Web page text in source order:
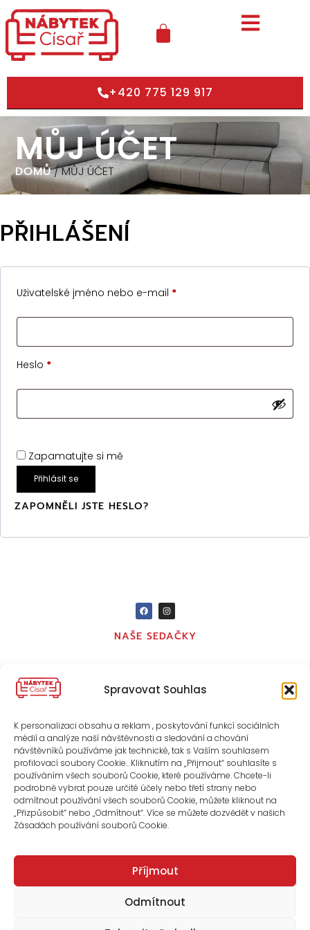
Spravovat Souhlas
K personalizaci obsahu a reklam , poskytování funkcí sociálních
médií a analýze naší návštěvnosti a sledování a chování
návštěvníků používáme jak technické, tak s Vaším souhlasem
profilovací soubory Cookie.. Kliknutím na „Přijmout“ souhlasíte s
používáním všech souborů Cookie, které používáme. Chcete-li
podrobně vybrat pouze určité účely nebo třetí strany nebo
odmítnout používání všech souborů Cookie, můžete kliknout na
„Přizpůsobit“ nebo „Odmítnout“. Více se můžete dozvědět v našich
Zásadách používání souborů Cookie.
Příjmout
Odmítnout
+420 775 129 917
MŮJ ÚČET
DOMŮ/ MŮJ ÚČET
PŘIHLÁŠENÍ
Uživatelské jméno nebo e-mail *
Heslo *
Zapamatujte si mě
Přihlásit se
ZAPOMNĚLI JSTE HESLO?
NAŠE SEDAČKY
ZÁSADY COOKIES (EU)
OBCHODNÍ PODMÍNKY